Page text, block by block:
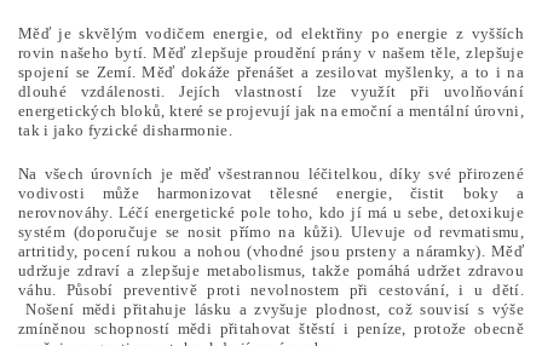
Měď je skvělým vodičem energie, od elektřiny po energie z vyšších
rovin našeho bytí. Měď zlepšuje proudění prány v našem těle, zlepšuje
spojení se Zemí. Měď dokáže přenášet a zesilovat myšlenky, a to i na
dlouhé vzdálenosti. Jejích vlastností lze využít při uvolňování
energetických bloků, které se projevují jak na emoční a mentální úrovni,
tak i jako fyzické disharmonie.
Na všech úrovních je měď všestrannou léčitelkou, díky své přirozené
vodivosti může harmonizovat tělesné energie, čistit boky a
nerovnováhy. Léčí energetické pole toho, kdo jí má u sebe, detoxikuje
systém (doporučuje se nosit přímo na kůži). Ulevuje od revmatismu,
artritidy, pocení rukou a nohou (vhodné jsou prsteny a náramky). Měď
udržuje zdraví a zlepšuje metabolismus, takže pomáhá udržet zdravou
váhu. Působí preventivě proti nevolnostem při cestování, i u dětí.
Nošení mědi přitahuje lásku a zvyšuje plodnost, což souvisí s výše
zmíněnou schopností mědi přitahovat štěstí i peníze, protože obecně